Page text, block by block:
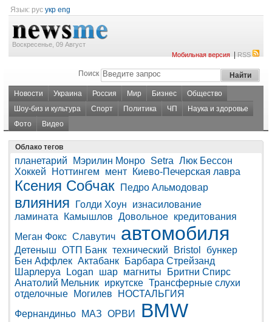
Язык: рус укр eng
Воскресенье, 09 Август
Мобильная версия|RSS
Поиск
Новости Украина Россия Мир Бизнес
Общество
Шоу-биз и культура
Спорт Политика ЧП
Наука и здоровье
Фото
Видео
Облако тегов
планетарий Мэрилин Монро Setra Люк Бессон
Хоккей
Ноттингем мент Киево-Печерская лавра
Ксения Собчак Педро Альмодовар
влияния Голди Хоун
изнасилование
ламината
Камышлов Довольное кредитования
Меган Фокс Славутич автомобиля
Детеныш ОТП Банк технический Bristol
бункер
Бен Аффлек Актабанк
Барбара Стрейзанд
Шарлеруа
Logan шар магниты
Бритни Спирс
Анатолий Мельник иркутске Трансферные слухи
отделочные
Могилев
НОСТАЛЬГИЯ
Фернандиньо
МАЗ ОРВИ BMW